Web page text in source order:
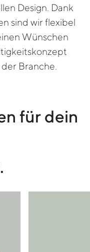
Design. Dank
sind wir flexibel
Wünschen
Branche.
für dein